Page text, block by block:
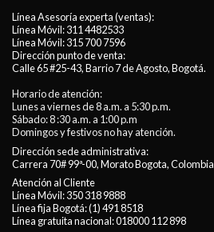
Línea Asesoría experta (ventas):
Línea Móvil:311 4482533
Línea Móvil:315 700 7596
Dirección punto de venta:
Calle 65 #25-43, Barrio 7 de Agosto, Bogotá.
Horario de atención:
Lunes a viernes de 8 a.m. a 5:30 p.m.
Sábado: 8 :30 a.m. a 1:00 p.m
Domingos y festivos no hay atención.
Dirección sede administrativa:
Carrera 70# 99ª-00, Morato Bogota, Colombia
Atención al Cliente
Línea Móvil:350 318 9888
Línea fija Bogotá:(1) 491 8518
Línea gratuita nacional:018000 112 898